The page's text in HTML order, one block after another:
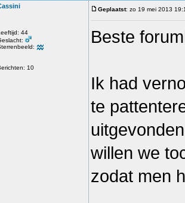
44
10
Geplaatst: zo 19 mei 2013
Beste
Ik had
te
willen we
zodat men